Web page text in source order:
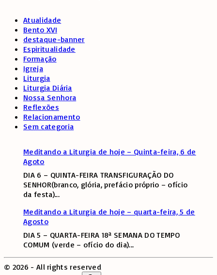
Atualidade
Bento XVI
destaque-banner
Espiritualidade
Formação
Igreja
Liturgia
Liturgia Diária
Nossa Senhora
Reflexões
Relacionamento
Sem categoria
Meditando a Liturgia de hoje – Quinta-feira, 6 de
Agoto
DIA 6 – QUINTA-FEIRA TRANSFIGURAÇÃO DO
SENHOR(branco, glória, prefácio próprio – ofício
da festa)...
Meditando a Liturgia de hoje – quarta-feira, 5 de
Agosto
DIA 5 – QUARTA-FEIRA 18ª SEMANA DO TEMPO
COMUM (verde – ofício do dia)...
© 2026 - All rights reserved